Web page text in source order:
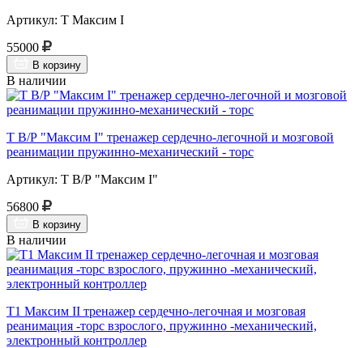
Артикул: Т Максим I
55000
В корзину
В наличии
Т В/Р "Максим I" тренажер сердечно-легочной и мозговой
реанимации пружинно-механический - торс
Артикул: Т В/Р "Максим I"
56800
В корзину
В наличии
Т1 Максим II тренажер сердечно-легочная и мозговая
реанимация -торс взрослого, пружинно -механический,
электронный контроллер